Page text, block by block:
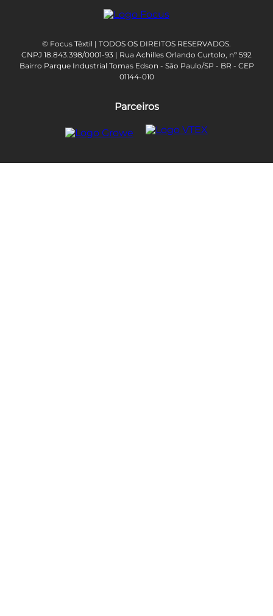
© Focus Têxtil | TODOS OS DIREITOS RESERVADOS.
CNPJ 18.843.398/0001-93 | Rua Achilles Orlando Curtolo, nº 592
Bairro Parque Industrial Tomas Edson - São Paulo/SP - BR - CEP
01144-010
Parceiros